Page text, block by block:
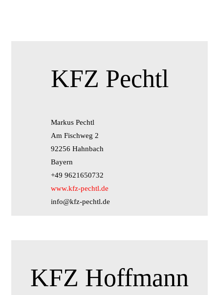
KFZ Pechtl
Markus Pechtl
Am Fischweg 2
92256 Hahnbach
Bayern
+49 9621650732
www.kfz-pechtl.de
info@kfz-pechtl.de
KFZ Hoffmann